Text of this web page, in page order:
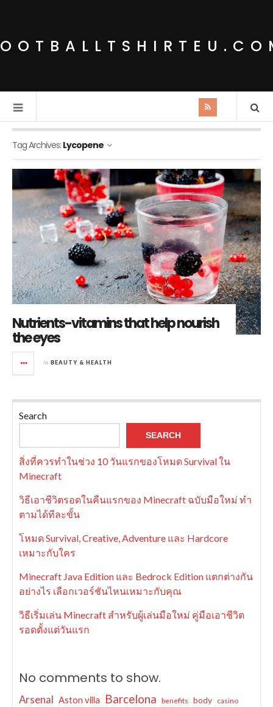
Tag Archives: Lycopene
Nutrients-vitamins that help nourish
the eyes
in BEAUTY & HEALTH
Search
SEARCH
สิ่งที่ควรทำในช่วง 10 วันแรกของโหมด Survival ใน
Minecraft
วิธีเอาชีวิตรอดในคืนแรกของ Minecraft ฉบับมือใหม่ ทำ
ตามได้ทีละขั้น
โหมด Survival, Creative, Adventure และ Hardcore
เหมาะกับใคร
Minecraft Java Edition และ Bedrock Edition แตกต่างกัน
อย่างไร เลือกเวอร์ชันไหนเหมาะกับคุณ
วิธีเริ่มเล่น Minecraft สำหรับผู้เล่นมือใหม่ คู่มือเอาชีวิต
รอดตั้งแต่วันแรก
No comments to show.
Arsenal Aston villa Barcelona benefits body casino